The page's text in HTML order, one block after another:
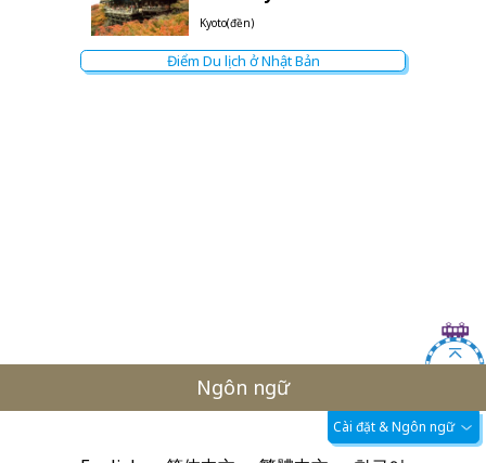
Kyoto(đền)
Điểm Du lịch ở Nhật Bản
Ngôn ngữ
Cài đặt & Ngôn ngữ